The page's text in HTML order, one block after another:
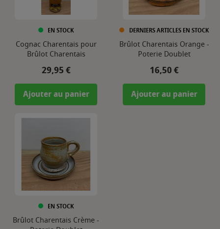
EN STOCK
Cognac Charentais pour
Brûlot Charentais
Prix
29,95 €
Ajouter au panier
DERNIERS ARTICLES EN STOCK
Brûlot Charentais Orange -
Poterie Doublet
Prix
16,50 €
Ajouter au panier
EN STOCK
Brûlot Charentais Crème -